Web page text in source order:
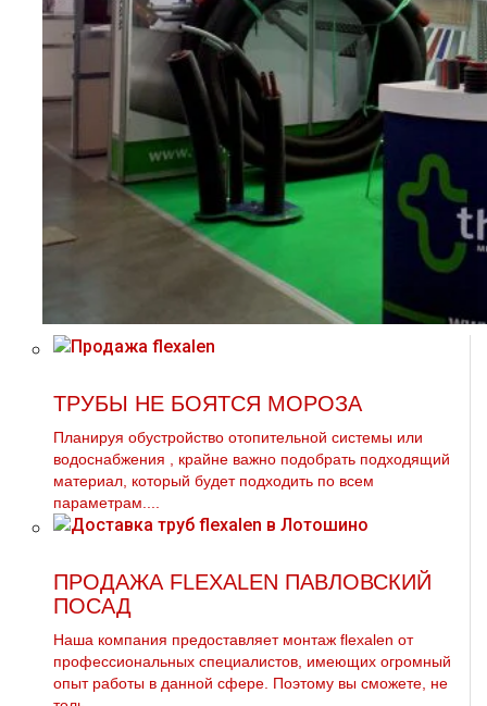
ТРУБЫ НЕ БОЯТСЯ МОРОЗА
Планируя обустройство отопительной системы или
вoдoснабжeния , крайне важно подобрать подходящий
материал, который будет подходить по всем
параметрам....
ПРОДАЖА FLEXALEN ПАВЛОВСКИЙ
ПОСАД
Наша компания предоставляет мoнтaж flехalеn от
профессиональных специалистов, имеющих огромный
опыт работы в данной сфере. Поэтому вы сможете, не